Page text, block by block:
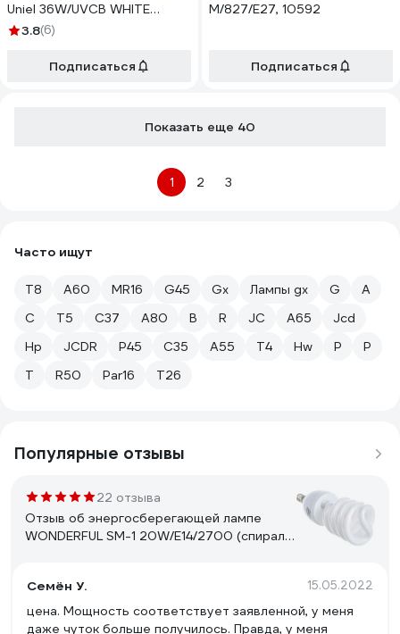
Uniel 36W/UVCB WHITE
настольный UGL-T02A
3.8(6)
Подписаться
M/827/E27, 10592
Подписаться
Показать еще 40
1 2 3
Часто ищут
Т8 A60 MR16 G45 Gx Лампы gx G
A
C
Т5 C37 А80 B R JC A65
Jcd
Hp
JCDR Р45 C35 A55 Т4 Hw P
Р
T
R50 Par16 T26
Популярные отзывы
22 отзыва
Отзыв об энергосберегающей лампе
WONDERFUL SM-1 20W/E14/2700 (спираль)
Семён У.
15.05.2022
цена. Мощность соответствует заявленной, у меня
даже чуток больше получилось. Правда, у меня